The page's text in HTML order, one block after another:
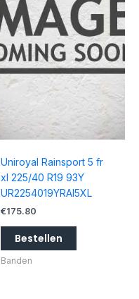
Uniroyal Rainsport 5 fr
xl 225/40 R19 93Y
UR2254019YRAI5XL
€175.80
Bestellen
Banden